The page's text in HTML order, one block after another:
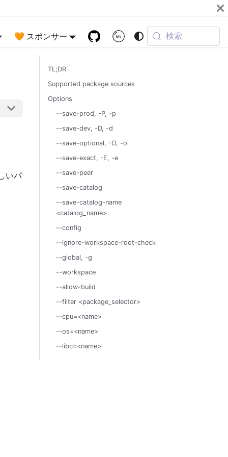
🧡 スポンサー 検索
いパ
TL;DR
Supported package sources
Options
--save-prod, -P, -p
--save-dev, -D, -d
--save-optional, -O, -o
--save-exact, -E, -e
--save-peer
--save-catalog
--save-catalog-name
<catalog_name>
--config
--ignore-workspace-root-check
--global, -g
--workspace
--allow-build
--filter <package_selector>
--cpu=<name>
--os=<name>
--libc=<name>